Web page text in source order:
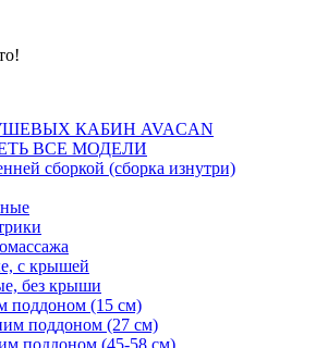
КАБИН AVACAN
ВСЕ МОДЕЛИ
сборкой (сборка изнутри)
с крышей
без крыши
поддоном (15 см)
поддоном (27 см)
поддоном (45-58 см)